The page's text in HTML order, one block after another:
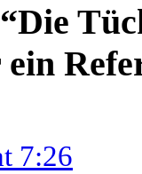
7:26